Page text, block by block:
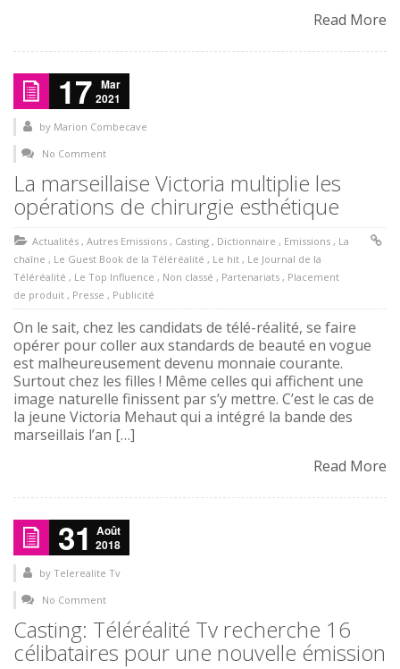
Read More
17 Mar
2021
by Marion Combecave
No Comment
La marseillaise Victoria multiplie les
opérations de chirurgie esthétique
Actualités , Autres Emissions , Casting , Dictionnaire , Emissions , La
chaîne , Le Guest Book de la Téléréalité , Le hit , Le Journal de la
Téléréalité , Le Top Influence , Non classé , Partenariats , Placement
de produit , Presse , Publicité
On le sait, chez les candidats de télé-réalité, se faire
opérer pour coller aux standards de beauté en vogue
est malheureusement devenu monnaie courante.
Surtout chez les filles ! Même celles qui affichent une
image naturelle finissent par s’y mettre. C’est le cas de
la jeune Victoria Mehaut qui a intégré la bande des
marseillais l’an […]
Read More
31 Août
2018
by Telerealite Tv
No Comment
Casting: Téléréalité Tv recherche 16
célibataires pour une nouvelle émission